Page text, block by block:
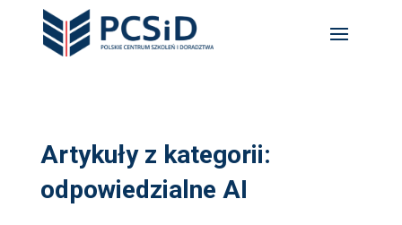
Artykuły z kategorii:
odpowiedzialne AI